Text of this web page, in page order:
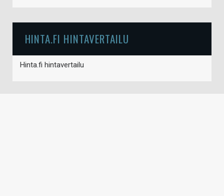
HINTA.FI HINTAVERTAILU
Hinta.fi hintavertailu